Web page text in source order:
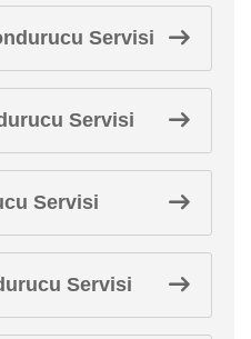
Servisi
Servisi
Servisi
Servisi